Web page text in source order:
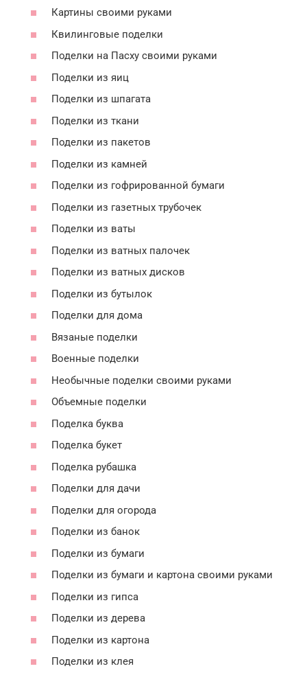
Картины своими руками
Квилинговые поделки
Поделки на Пасху своими руками
Поделки из яиц
Поделки из шпагата
Поделки из ткани
Поделки из пакетов
Поделки из камней
Поделки из гофрированной бумаги
Поделки из газетных трубочек
Поделки из ваты
Поделки из ватных палочек
Поделки из ватных дисков
Поделки из бутылок
Поделки для дома
Вязаные поделки
Военные поделки
Необычные поделки своими руками
Объемные поделки
Поделка буква
Поделка букет
Поделка рубашка
Поделки для дачи
Поделки для огорода
Поделки из банок
Поделки из бумаги
Поделки из бумаги и картона своими руками
Поделки из гипса
Поделки из дерева
Поделки из картона
Поделки из клея